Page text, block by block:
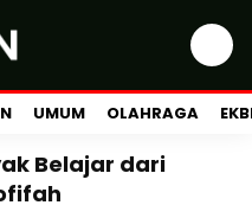
UMUM OLAHRAGA
Belajar dari